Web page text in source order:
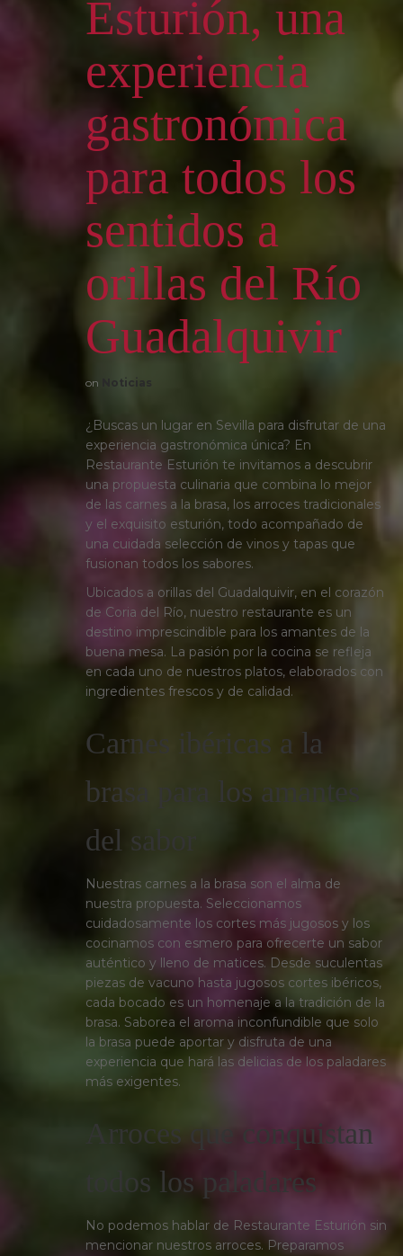
Esturión, una
experiencia
gastronómica
para todos los
sentidos a
orillas del Río
Guadalquivir
on Noticias
¿Buscas un lugar en Sevilla para disfrutar de una
experiencia gastronómica única? En
Restaurante Esturión te invitamos a descubrir
una propuesta culinaria que combina lo mejor
de las carnes a la brasa, los arroces tradicionales
y el exquisito esturión, todo acompañado de
una cuidada selección de vinos y tapas que
fusionan todos los sabores.
Ubicados a orillas del Guadalquivir, en el corazón
de Coria del Río, nuestro restaurante es un
destino imprescindible para los amantes de la
buena mesa. La pasión por la cocina se refleja
en cada uno de nuestros platos, elaborados con
ingredientes frescos y de calidad.
Carnes ibéricas a la
brasa para los amantes
del sabor
Nuestras carnes a la brasa son el alma de
nuestra propuesta. Seleccionamos
cuidadosamente los cortes más jugosos y los
cocinamos con esmero para ofrecerte un sabor
auténtico y lleno de matices. Desde suculentas
piezas de vacuno hasta jugosos cortes ibéricos,
cada bocado es un homenaje a la tradición de la
brasa. Saborea el aroma inconfundible que solo
la brasa puede aportar y disfruta de una
experiencia que hará las delicias de los paladares
más exigentes.
Arroces que conquistan
todos los paladares
No podemos hablar de Restaurante Esturión sin
mencionar nuestros arroces. Preparamos